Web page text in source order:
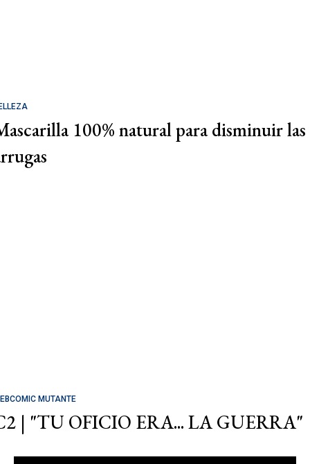
100% natural para disminuir las
MUTANTE
| "TU OFICIO ERA... LA GUERRA"